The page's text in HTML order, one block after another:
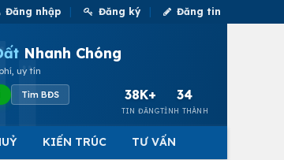
Đăng nhập Đăng ký Đăng tin
Nhanh Chóng
uy tín
Tìm BĐS 38K+
TIN ĐĂNG
34
TỈNH THÀNH
KIẾN TRÚC TƯ VẤN